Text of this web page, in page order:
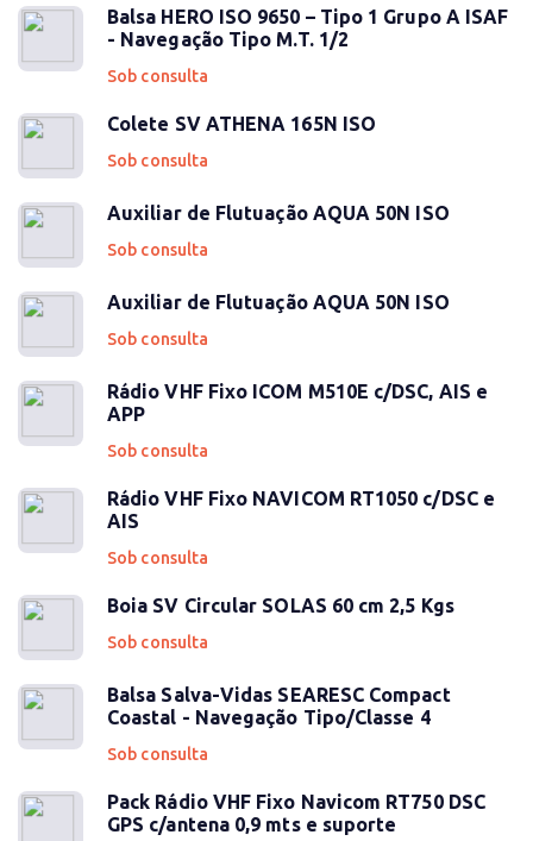
Balsa HERO ISO 9650 – Tipo 1 Grupo A ISAF
- Navegação Tipo M.T. 1/2
Sob consulta
Colete SV ATHENA 165N ISO
Sob consulta
Auxiliar de Flutuação AQUA 50N ISO
Sob consulta
Auxiliar de Flutuação AQUA 50N ISO
Sob consulta
Rádio VHF Fixo ICOM M510E c/DSC, AIS e
APP
Sob consulta
Rádio VHF Fixo NAVICOM RT1050 c/DSC e
AIS
Sob consulta
Boia SV Circular SOLAS 60 cm 2,5 Kgs
Sob consulta
Balsa Salva-Vidas SEARESC Compact
Coastal - Navegação Tipo/Classe 4
Sob consulta
Pack Rádio VHF Fixo Navicom RT750 DSC
GPS c/antena 0,9 mts e suporte